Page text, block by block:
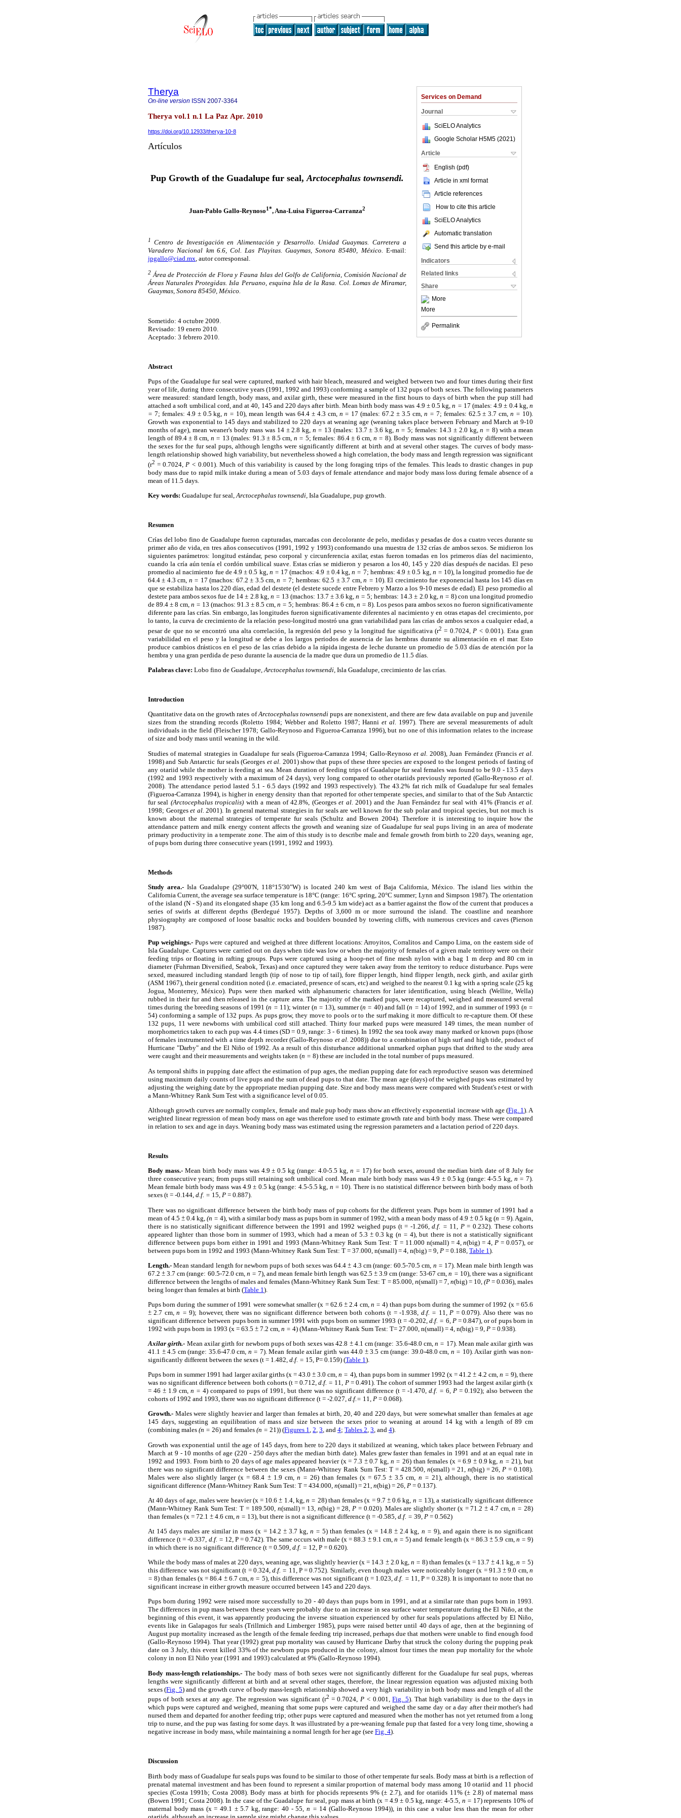
Services on Demand
Journal
SciELO Analytics
Google Scholar H5M5 (2021 )
Article
English (pdf)
Article in xml format
Article references
How to cite this article
SciELO Analytics
Automatic translation
Send this article by e-mail
Indicators
Related links
Share
More
More
Permalink
Therya
On-line version ISSN 2007-3364
Therya vol.1 n.1 La Paz Apr. 2010
https://doi.org/10.12933/therya-10-8
Artículos
Pup Growth of the Guadalupe fur seal, Arctocephalus townsendi.
Juan-Pablo Gallo-Reynoso1*, Ana-Luisa Figueroa-Carranza2
1
Centro de Investigación en Alimentación y Desarrollo. Unidad Guaymas. Carretera a
Varadero Nacional km 6.6, Col. Las Playitas. Guaymas, Sonora 85480, México.
E-mail:
jpgallo@ciad.mx , autor corresponsal.
2 Área de Protección de Flora y Fauna Islas del Golfo de California, Comisión Nacional de
Áreas Naturales Protegidas. Isla Peruano, esquina Isla de la Rasa. Col. Lomas de Miramar,
Guaymas, Sonora 85450, México.
Sometido: 4 octubre 2009.
Revisado: 19 enero 2010.
Aceptado: 3 febrero 2010.
Abstract
Pups of the Guadalupe fur seal were captured, marked with hair bleach, measured and weighed between two and four times during their first
year of life, during three consecutive years (1991, 1992 and 1993) conforming a sample of 132 pups of both sexes. The following parameters
were measured: standard length, body mass, and axilar girth, these were measured in the first hours to days of birth when the pup still had
attached a soft umbilical cord, and at 40, 145 and 220 days after birth. Mean birth body mass was 4.9 ± 0.5 kg,n = 17 (males: 4.9 ± 0.4 kg,n
= 7; females: 4.9 ± 0.5 kg,n = 10), mean length was 64.4 ± 4.3 cm, n = 17 (males: 67.2 ± 3.5 cm, n = 7; females: 62.5 ± 3.7 cm,n = 10).
Growth was exponential to 145 days and stabilized to 220 days at weaning age (weaning takes place between February and March at 9-10
months of age), mean weaner's body mass was 14 ± 2.8 kg, n = 13 (males: 13.7 ± 3.6 kg, n = 5; females: 14.3 ± 2.0 kg,n = 8) with a mean
length of 89.4 ± 8 cm, n = 13 (males: 91.3 ± 8.5 cm, n = 5; females: 86.4 ± 6 cm, n = 8). Body mass was not significantly different between
the sexes for the fur seal pups, although lengths were significantly different at birth and at several other stages. The curves of body mass-
length relationship showed high variability, but nevertheless showed a high correlation, the body mass and length regression was significant
(r2 = 0.7024, P < 0.001). Much of this variability is caused by the long foraging trips of the females. This leads to drastic changes in pup
body mass due to rapid milk intake during a mean of 5.03 days of female attendance and major body mass loss during female absence of a
mean of 11.5 days.
Key words: Guadalupe fur seal, Arctocephalus townsendi, Isla Guadalupe, pup growth.
Resumen
Crías del lobo fino de Guadalupe fueron capturadas, marcadas con decolorante de pelo, medidas y pesadas de dos a cuatro veces durante su
primer año de vida, en tres años consecutivos (1991, 1992 y 1993) conformando una muestra de 132 crías de ambos sexos. Se midieron los
siguientes parámetros: longitud estándar, peso corporal y circunferencia axilar, estas fueron tomadas en los primeros días del nacimiento,
cuando la cría aún tenía el cordón umbilical suave. Estas crías se midieron y pesaron a los 40, 145 y 220 días después de nacidas. El peso
promedio al nacimiento fue de 4.9 ± 0.5 kg, n = 17 (machos: 4.9 ± 0.4 kg,n = 7; hembras: 4.9 ± 0.5 kg, n = 10), la longitud promedio fue de
64.4 ± 4.3 cm, n = 17 (machos: 67.2 ± 3.5 cm,n = 7; hembras: 62.5 ± 3.7 cm,n = 10). El crecimiento fue exponencial hasta los 145 días en
que se estabiliza hasta los 220 días, edad del destete (el destete sucede entre Febrero y Marzo a los 9-10 meses de edad). El peso promedio al
destete para ambos sexos fue de 14 ± 2.8 kg, n = 13 (machos: 13.7 ± 3.6 kg,n = 5; hembras: 14.3 ± 2.0 kg, n = 8) con una longitud promedio
de 89.4 ± 8 cm, n = 13 (machos: 91.3 ± 8.5 cm, n = 5; hembras: 86.4 ± 6 cm, n = 8). Los pesos para ambos sexos no fueron significativamente
diferente para las crías. Sin embargo, las longitudes fueron significativamente diferentes al nacimiento y en otras etapas del crecimiento, por
lo tanto, la curva de crecimiento de la relación peso-longitud mostró una gran variabilidad para las crías de ambos sexos a cualquier edad, a
pesar de que no se encontró una alta correlación, la regresión del peso y la longitud fue significativa (r2 = 0.7024, P < 0.001). Esta gran
variabilidad en el peso y la longitud se debe a los largos periodos de ausencia de las hembras durante su alimentación en el mar. Esto
produce cambios drásticos en el peso de las crías debido a la rápida ingesta de leche durante un promedio de 5.03 días de atención por la
hembra y una gran perdida de peso durante la ausencia de la madre que dura un promedio de 11.5 días.
Palabras clave: Lobo fino de Guadalupe, Arctocephalus townsendi, Isla Guadalupe, crecimiento de las crías.
Introduction
Quantitative data on the growth rates ofArctocephalus townsendipups are nonexistent, and there are few data available on pup and juvenile
sizes from the stranding records (Roletto 1984; Webber and Roletto 1987; Hanniet al. 1997). There are several measurements of adult
individuals in the field (Fleischer 1978; Gallo-Reynoso and Figueroa-Carranza 1996), but no one of this information relates to the increase
of size and body mass until weaning in the wild.
Studies of maternal strategies in Guadalupe fur seals (Figueroa-Carranza 1994; Gallo-Reynoso et al. 2008), Juan Fernández (Francis et al.
1998) and Sub Antarctic fur seals (Georges et al. 2001) show that pups of these three species are exposed to the longest periods of fasting of
any otariid while the mother is feeding at sea. Mean duration of feeding trips of Guadalupe fur seal females was found to be 9.0 - 13.5 days
(1992 and 1993 respectively with a maximum of 24 days), very long compared to other otariids previously reported (Gallo-Reynosoet al.
2008). The attendance period lasted 5.1 - 6.5 days (1992 and 1993 respectively). The 43.2% fat rich milk of Guadalupe fur seal females
(Figueroa-Carranza 1994), is higher in energy density than that reported for other temperate species, and similar to that of the Sub Antarctic
fur seal (Arctocephalus tropicalis) with a mean of 42.8%, (Georgeset al. 2001) and the Juan Fernández fur seal with 41% (Francis et al.
1998; Georgeset al. 2001). In general maternal strategies in fur seals are well known for the sub polar and tropical species, but not much is
known about the maternal strategies of temperate fur seals (Schultz and Bowen 2004). Therefore it is interesting to inquire how the
attendance pattern and milk energy content affects the growth and weaning size of Guadalupe fur seal pups living in an area of moderate
primary productivity in a temperate zone. The aim of this study is to describe male and female growth from birth to 220 days, weaning age,
of pups born during three consecutive years (1991, 1992 and 1993).
Methods
Study area.- Isla Guadalupe (29°00'N, 118°15'30"W) is located 240 km west of Baja California, México. The island lies within the
California Current, the average sea surface temperature is 18°C (range: 16°C spring, 20°C summer; Lynn and Simpson 1987). The orientation
of the island (N - S) and its elongated shape (35 km long and 6.5-9.5 km wide) act as a barrier against the flow of the current that produces a
series of swirls at different depths (Berdegué 1957). Depths of 3,600 m or more surround the island. The coastline and nearshore
physiography are composed of loose basaltic rocks and boulders bounded by towering cliffs, with numerous crevices and caves (Pierson
1987).
Pup weighings.-Pups were captured and weighed at three different locations: Arroyitos, Corralitos and Campo Lima, on the eastern side of
Isla Guadalupe. Captures were carried out on days when tide was low or when the majority of females of a given male territory were on their
feeding trips or floating in rafting groups. Pups were captured using a hoop-net of fine mesh nylon with a bag 1 m deep and 80 cm in
diameter (Fuhrman Diversified, Seabok, Texas) and once captured they were taken away from the territory to reduce disturbance. Pups were
sexed, measured including standard length (tip of nose to tip of tail), fore flipper length, hind flipper length, neck girth, and axilar girth
(ASM 1967), their general condition noted (i.e. emaciated, presence of scars, etc) and weighed to the nearest 0.1 kg with a spring scale (25 kg
Jogua, Monterrey, México). Pups were then marked with alphanumeric characters for later identification, using bleach (Wellite, Wella)
rubbed in their fur and then released in the capture area. The majority of the marked pups, were recaptured, weighed and measured several
times during the breeding seasons of 1991 (n = 11); winter (n = 13), summer (n = 40) and fall (n = 14) of 1992, and in summer of 1993 (n =
54) conforming a sample of 132 pups. As pups grow, they move to pools or to the surf making it more difficult to re-capture them. Of these
132 pups, 11 were newborns with umbilical cord still attached. Thirty four marked pups were measured 149 times, the mean number of
morphometrics taken to each pup was 4.4 times (SD = 0.9, range: 3 - 6 times). In 1992 the sea took away many marked or known pups (those
of females instrumented with a time depth recorder (Gallo-Reynoso et al. 2008)) due to a combination of high surf and high tide, product of
Hurricane "Darby" and the El Niño of 1992. As a result of this disturbance additional unmarked orphan pups that drifted to the study area
were caught and their measurements and weights taken (n = 8) these are included in the total number of pups measured.
As temporal shifts in pupping date affect the estimation of pup ages, the median pupping date for each reproductive season was determined
using maximum daily counts of live pups and the sum of dead pups to that date. The mean age (days) of the weighed pups was estimated by
adjusting the weighing date by the appropriate median pupping date. Size and body mass means were compared with Student'st-test or with
a Mann-Whitney Rank Sum Test with a significance level of 0.05.
Although growth curves are normally complex, female and male pup body mass show an effectively exponential increase with age (Fig. 1 ). A
weighted linear regression of mean body mass on age was therefore used to estimate growth rate and birth body mass. These were compared
in relation to sex and age in days. Weaning body mass was estimated using the regression parameters and a lactation period of 220 days.
Results
Body mass.-Mean birth body mass was 4.9 ± 0.5 kg (range: 4.0-5.5 kg,n = 17) for both sexes, around the median birth date of 8 July for
three consecutive years; from pups still retaining soft umbilical cord. Mean male birth body mass was 4.9 ± 0.5 kg (range: 4-5.5 kg, n = 7).
Mean female birth body mass was 4.9 ± 0.5 kg (range: 4.5-5.5 kg, n = 10). There is no statistical difference between birth body mass of both
sexes (t = -0.144, d.f. = 15, P = 0.887).
There was no significant difference between the birth body mass of pup cohorts for the different years. Pups born in summer of 1991 had a
mean of 4.5 ± 0.4 kg, (n = 4), with a similar body mass as pups born in summer of 1992, with a mean body mass of 4.9 ± 0.5 kg (n = 9). Again,
there is no statistically significant difference between the 1991 and 1992 weighed pups (t = -1.266,d.f. = 11, P= 0.232). These cohorts
appeared lighter than those born in summer of 1993, which had a mean of 5.3 ±0.3 kg (n = 4), but there is not a statistically significant
difference between pups born either in 1991 and 1993 (Mann-Whitney Rank Sum Test: T = 11.000 n(small) = 4,n(big) = 4, P = 0.057), or
between pups born in 1992 and 1993 (Mann-Whitney Rank Sum Test: T = 37.000, n(small) = 4, n(big) = 9, P = 0.188, Table 1 ).
Length.- Mean standard length for newborn pups of both sexes was 64.4± 4.3 cm (range: 60.5-70.5 cm, n = 17). Mean male birth length was
67.2± 3.7 cm (range: 60.5-72.0 cm, n = 7), and mean female birth length was 62.5 ±3.9 cm (range: 53-67 cm,n = 10), there was a significant
difference between the lengths of males and females (Mann-Whitney Rank Sum Test: T = 85.000, n(small) = 7, n(big) = 10, (P= 0.036), males
being longer than females at birth (Table 1 ).
Pups born during the summer of 1991 were somewhat smaller (x = 62.6± 2.4 cm, n = 4) than pups born during the summer of 1992 (x = 65.6
± 2.7 cm,n = 9); however, there was no significant difference between both cohorts (t = -1.938, d.f. = 11, P = 0.079). Also there was no
significant difference between pups born in summer 1991 with pups born on summer 1993 (t = -0.202,d.f. = 6, P= 0.847), or of pups born in
1992 with pups born in 1993 (x = 63.5 ± 7.2 cm, n = 4) (Mann-Whitney Rank Sum Test: T= 27.000, n(small) = 4, n(big) = 9, P = 0.938).
Axilar girth.- Mean axilar girth for newborn pups of both sexes was 42.8 ±4.1 cm (range: 35.6-48.0 cm,n = 17). Mean male axilar girth was
41.1 ±4.5 cm (range: 35.6-47.0 cm, n = 7). Mean female axilar girth was 44.0 ±3.5 cm (range: 39.0-48.0 cm, n = 10). Axilar girth was non-
significantly different between the sexes (t = 1.482, d.f. = 15, P= 0.159) (Table 1).
Pups born in summer 1991 had larger axilar girths (x = 43.0± 3.0 cm,n = 4), than pups born in summer 1992 (x = 41.2± 4.2 cm, n = 9), there
was no significant difference between both cohorts (t = 0.712,d.f. = 11, P= 0.491). The cohort of summer 1993 had the largest axilar girth (x
= 46 ±1.9 cm, n = 4) compared to pups of 1991, but there was no significant difference (t = -1.470,d.f. = 6,P = 0.192); also between the
cohorts of 1992 and 1993, there was no significant difference (t = -2.027, d.f.= 11, P = 0.068).
Growth.- Males were slightly heavier and larger than females at birth, 20, 40 and 220 days, but were somewhat smaller than females at age
145 days, suggesting an equilibration of mass and size between the sexes prior to weaning at around 14 kg with a length of 89 cm
(combining males (n = 26) and females (n = 21)) (Figures 1, 2, 3, and 4; Tables 2, 3, and 4).
Growth was exponential until the age of 145 days, from here to 220 days it stabilized at weaning, which takes place between February and
March at 9 - 10 months of age (220 - 250 days after the median birth date). Males grew faster than females in 1991 and at an equal rate in
1992 and 1993. From birth to 20 days of age males appeared heavier (x = 7.3 ±0.7 kg, n = 26) than females (x = 6.9± 0.9 kg,n = 21), but
there was no significant difference between the sexes (Mann-Whitney Rank Sum Test: T = 428.500,n(small) = 21, n(big) = 26, P = 0.108).
Males were also slightly larger (x = 68.4 ±1.9 cm, n = 26) than females (x = 67.5± 3.5 cm, n = 21), although, there is no statistical
significant difference (Mann-Whitney Rank Sum Test: T = 434.000, n(small) = 21, n(big) = 26, P = 0.137).
At 40 days of age, males were heavier (x = 10.6± 1.4, kg,n = 28) than females (x = 9.7 ± 0.6 kg, n = 13), a statistically significant difference
(Mann-Whitney Rank Sum Test: T = 189.500, n(small) = 13, n(big) = 28, P = 0.020). Males are slightly shorter (x = 71.2± 4.7 cm,n = 28)
than females (x = 72.1 ± 4.6 cm, n = 13), but there is not a significant difference (t = -0.585, d.f. = 39, P = 0.562)
At 145 days males are similar in mass (x = 14.2 ±3.7 kg, n = 5) than females (x = 14.8± 2.4 kg, n = 9), and again there is no significant
difference (t = -0.337, d.f. = 12, P = 0.742). The same occurs with male (x = 88.3 ±9.1 cm,n = 5) and female length (x = 86.3± 5.9 cm, n = 9)
in which there is no significant difference (t = 0.509, d.f. = 12, P = 0.620).
While the body mass of males at 220 days, weaning age, was slightly heavier (x = 14.3 ±2.0 kg, n = 8) than females (x = 13.7 ±4.1 kg, n = 5)
this difference was not significant (t = 0.324,d.f. = 11, P = 0.752). Similarly, even though males were noticeably longer (x = 91.3± 9.0 cm,n
= 8) than females (x = 86.4 ±6.7 cm,n = 5), this difference was not significant (t = 1.023,d.f. = 11, P = 0.328). It is important to note that no
significant increase in either growth measure occurred between 145 and 220 days.
Pups born during 1992 were raised more successfully to 20 - 40 days than pups born in 1991, and at a similar rate than pups born in 1993.
The differences in pup mass between these years were probably due to an increase in sea surface water temperature during the El Niño, at the
beginning of this event, it was apparently producing the inverse situation experienced by other fur seals populations affected by El Niño,
events like in Galapagos fur seals (Trillmich and Limberger 1985), pups were raised better until 40 days of age, then at the beginning of
August pup mortality increased as the length of the female feeding trip increased, perhaps due that mothers were unable to find enough food
(Gallo-Reynoso 1994). That year (1992) great pup mortality was caused by Hurricane Darby that struck the colony during the pupping peak
date on 3 July, this event killed 33% of the newborn pups produced in the colony, almost four times the mean pup mortality for the whole
colony in non El Niño year (1991 and 1993) calculated at 9% (Gallo-Reynoso 1994).
Body mass-length relationships.- The body mass of both sexes were not significantly different for the Guadalupe fur seal pups, whereas
lengths were significantly different at birth and at several other stages, therefore, the linear regression equation was adjusted mixing both
sexes (Fig. 5) and the growth curve of body mass-length relationship showed a very high variability in both body mass and length of all the
pups of both sexes at any age. The regression was significant (r2 = 0.7024, P < 0.001,Fig. 5). That high variability is due to the days in
which pups were captured and weighed, meaning that some pups were captured and weighed the same day or a day after their mother's had
nursed them and departed for another feeding trip; other pups were captured and measured when the mother has not yet returned from a long
trip to nurse, and the pup was fasting for some days. It was illustrated by a pre-weaning female pup that fasted for a very long time, showing a
negative increase in body mass, while maintaining a normal length for her age (see Fig. 4).
Discussion
Birth body mass of Guadalupe fur seals pups was found to be similar to those of other temperate fur seals. Body mass at birth is a reflection of
prenatal maternal investment and has been found to represent a similar proportion of maternal body mass among 10 otariid and 11 phocid
species (Costa 1991b; Costa 2008). Body mass at birth for phocids represents 9% (± 2.7), and for otariids 11% (± 2.8) of maternal mass
(Bowen 1991; Costa 2008). In the case of the Guadalupe fur seal, pup mass at birth (x = 4.9 ± 0.5 kg, range: 4-5.5, n = 17) represents 10% of
maternal body mass (x = 49.1 ± 5.7 kg, range: 40 - 55, n = 14 (Gallo-Reynoso 1994)), in this case a value less than the mean for other
otariids, although an increase in sample size might change this values.